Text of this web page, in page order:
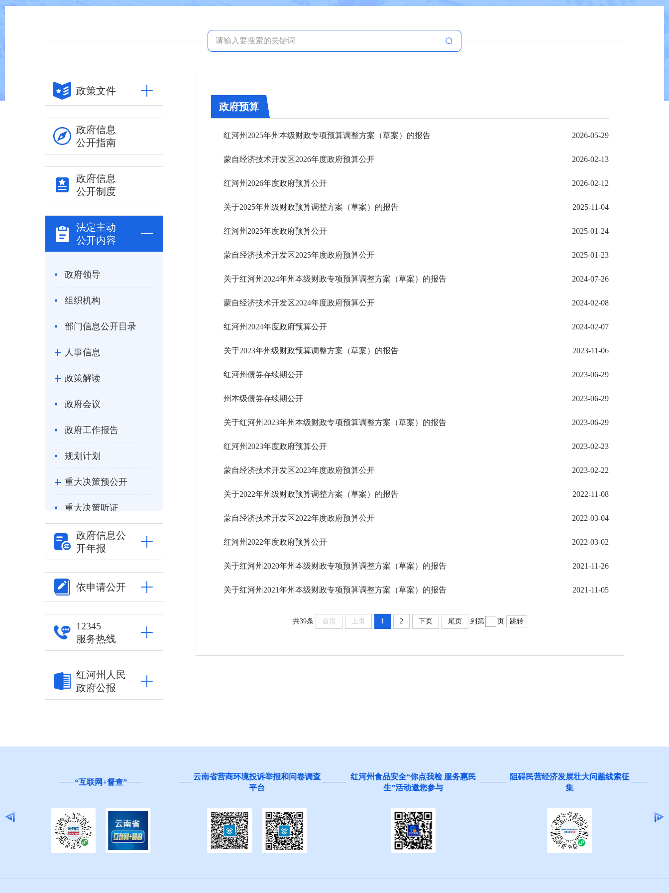
政策文件
政府信息
公开指南
政府信息
公开制度
法定主动
公开内容
政府领导
组织机构
部门信息公开目录
人事信息
政策解读
政府会议
政府工作报告
规划计划
重大决策预公开
重大决策听证
统计信息
自然资源
公安司法
重点领域信息公开
审批改革
住房保障信息公开
市场监管信息公开
政府预算
部门预决算
政府信息公
开年报
依申请公开
12345
服务热线
红河州人民
政府公报
政府预算
红河州2025年州本级财政专项预算调整方案（草案）的报告 2026-05-29
蒙自经济技术开发区2026年度政府预算公开 2026-02-13
红河州2026年度政府预算公开 2026-02-12
关于2025年州级财政预算调整方案（草案）的报告 2025-11-04
红河州2025年度政府预算公开 2025-01-24
蒙自经济技术开发区2025年度政府预算公开 2025-01-23
关于红河州2024年州本级财政专项预算调整方案（草案）的报告 2024-07-26
蒙自经济技术开发区2024年度政府预算公开 2024-02-08
红河州2024年度政府预算公开 2024-02-07
关于2023年州级财政预算调整方案（草案）的报告 2023-11-06
红河州债券存续期公开 2023-06-29
州本级债券存续期公开 2023-06-29
关于红河州2023年州本级财政专项预算调整方案（草案）的报告 2023-06-29
红河州2023年度政府预算公开 2023-02-23
蒙自经济技术开发区2023年度政府预算公开 2023-02-22
关于2022年州级财政预算调整方案（草案）的报告 2022-11-08
蒙自经济技术开发区2022年度政府预算公开 2022-03-04
红河州2022年度政府预算公开 2022-03-02
关于红河州2020年州本级财政专项预算调整方案（草案）的报告 2021-11-26
关于红河州2021年州本级财政专项预算调整方案（草案）的报告 2021-11-05
共39条 首页 上页 1 2 下页 尾页 到第 页 跳转
“互联网+督查”
云南省营商环境投诉举报和问卷调查
平台
红河州食品安全“你点我检 服务惠民
生”活动邀您参与
阻碍民营经济发展壮大问题线索征
集